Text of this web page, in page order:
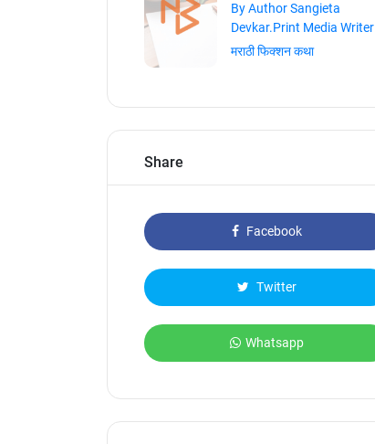
By Author Sangieta
Devkar.Print Media Writer
मराठी फिक्शन कथा
Share
Facebook
Twitter
Whatsapp